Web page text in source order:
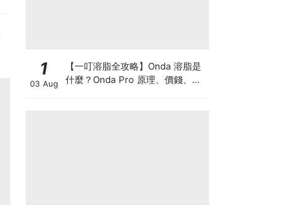
1
03 Aug
【一叮溶脂全攻略】Onda 溶脂是
什麼？Onda Pro 原理、價錢、次